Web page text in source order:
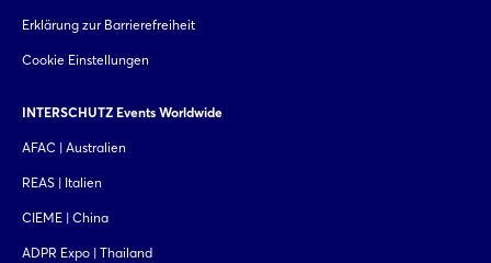
Erklärung zur Barrierefreiheit
Cookie Einstellungen
INTERSCHUTZ Events Worldwide
AFAC | Australien
REAS | Italien
CIEME | China
ADPR Expo | Thailand